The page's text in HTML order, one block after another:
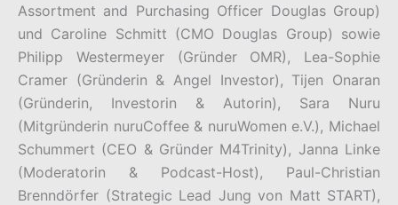
Assortment and Purchasing Officer Douglas Group)
und Caroline Schmitt (CMO Douglas Group) sowie
Philipp Westermeyer (Gründer OMR), Lea-Sophie
Cramer (Gründerin & Angel Investor), Tijen Onaran
(Gründerin, Investorin & Autorin), Sara Nuru
(Mitgründerin nuruCoffee & nuruWomen e.V.), Michael
Schummert (CEO & Gründer M4Trinity), Janna Linke
(Moderatorin & Podcast-Host), Paul-Christian
Brenndörfer (Strategic Lead Jung von Matt START),